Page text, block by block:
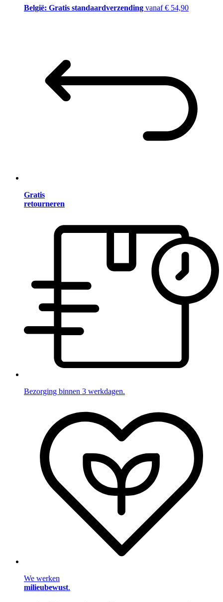
België: Gratis standaardverzending vanaf € 54,90
Gratis
retourneren
Bezorging binnen 3 werkdagen.
We werken
milieubewust.